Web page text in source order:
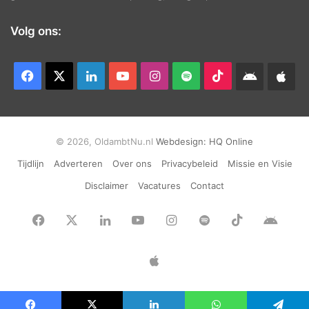
Volg ons:
Facebook LinkedInYouTubeInstagram
Spotify TikTokAndroid
© 2026, OldambtNu.nl Webdesign: HQ Online
Tijdlijn
Adverteren Over ons Privacybeleid
Missie en Visie
Disclaimer
Vacatures Contact
Facebook LinkedInYouTubeInstagram
Spotify TikTok
App